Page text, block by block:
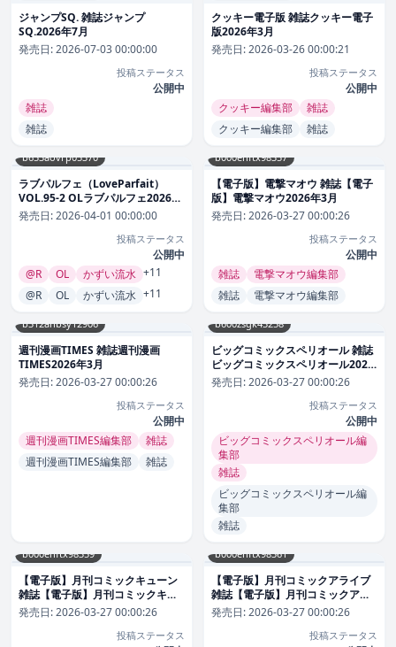
ジャンプSQ. 雑誌ジャンプ
SQ.2026年7月
発売日:2026-07-03 00:00:00
投稿ステータス
公開中
雑誌
雑誌
クッキー電子版 雑誌クッキー電子
版2026年3月
発売日:2026-03-26 00:00:21
投稿ステータス
公開中
クッキー編集部
雑誌
クッキー編集部
雑誌
b653aovrp05370
ラブパルフェ（LoveParfait）
VOL.95-2 OLラブパルフェ2026年
4月
発売日:2026-04-01 00:00:00
投稿ステータス
公開中
@R
OL かずい流水 +11
@R
OL かずい流水 +11
b000ehftx98357
【電子版】電撃マオウ 雑誌【電子
版】電撃マオウ2026年3月
発売日:2026-03-27 00:00:26
投稿ステータス
公開中
雑誌
電撃マオウ編集部
雑誌
電撃マオウ編集部
b312ahbsy12906
週刊漫画TIMES 雑誌週刊漫画
TIMES2026年3月
発売日:2026-03-27 00:00:26
投稿ステータス
公開中
週刊漫画TIMES編集部
雑誌
週刊漫画TIMES編集部
雑誌
b600zsgk43258
ビッグコミックスペリオール 雑誌
ビッグコミックスペリオール2026
年3月
発売日:2026-03-27 00:00:26
投稿ステータス
公開中
ビッグコミックスペリオール編
集部
雑誌
ビッグコミックスペリオール編
集部
雑誌
b000ehftx98359
【電子版】月刊コミックキューン
雑誌【電子版】月刊コミックキュ
ーン2026年3月
発売日:2026-03-27 00:00:26
投稿ステータス
b000ehftx98361
【電子版】月刊コミックアライブ
雑誌【電子版】月刊コミックアラ
イブ2026年3月
発売日:2026-03-27 00:00:26
投稿ステータス